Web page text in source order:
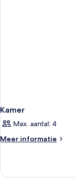
Kamer
Max. aantal: 4
Meer informatie
Meer